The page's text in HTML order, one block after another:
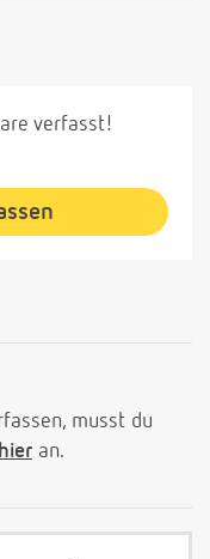
verfasst!
musst du
hier an.